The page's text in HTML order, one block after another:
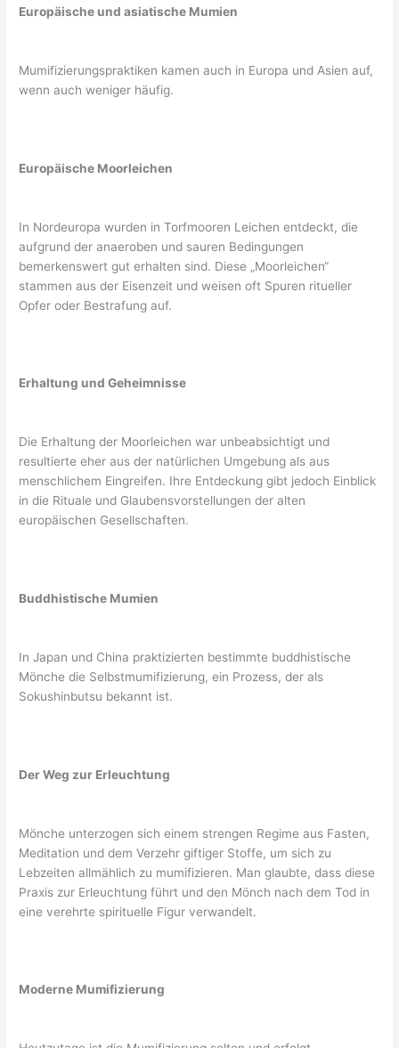
Europäische und asiatische Mumien
Mumifizierungspraktiken kamen auch in Europa und Asien auf,
wenn auch weniger häufig.
Europäische Moorleichen
In Nordeuropa wurden in Torfmooren Leichen entdeckt, die
aufgrund der anaeroben und sauren Bedingungen
bemerkenswert gut erhalten sind. Diese „Moorleichen“
stammen aus der Eisenzeit und weisen oft Spuren ritueller
Opfer oder Bestrafung auf.
Erhaltung und Geheimnisse
Die Erhaltung der Moorleichen war unbeabsichtigt und
resultierte eher aus der natürlichen Umgebung als aus
menschlichem Eingreifen. Ihre Entdeckung gibt jedoch Einblick
in die Rituale und Glaubensvorstellungen der alten
europäischen Gesellschaften.
Buddhistische Mumien
In Japan und China praktizierten bestimmte buddhistische
Mönche die Selbstmumifizierung, ein Prozess, der als
Sokushinbutsu bekannt ist.
Der Weg zur Erleuchtung
Mönche unterzogen sich einem strengen Regime aus Fasten,
Meditation und dem Verzehr giftiger Stoffe, um sich zu
Lebzeiten allmählich zu mumifizieren. Man glaubte, dass diese
Praxis zur Erleuchtung führt und den Mönch nach dem Tod in
eine verehrte spirituelle Figur verwandelt.
Moderne Mumifizierung